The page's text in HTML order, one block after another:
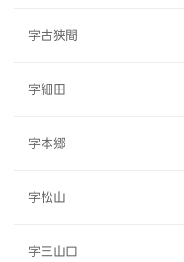
字古狭間
字細田
字本郷
字松山
字三山口